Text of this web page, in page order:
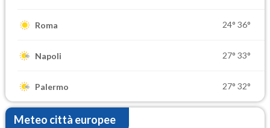
Roma 24° 36°
Napoli 27° 33°
Palermo 27° 32°
Meteo città europee